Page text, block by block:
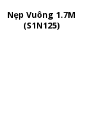
Nẹp Vuông 1.7M
(S1N125)